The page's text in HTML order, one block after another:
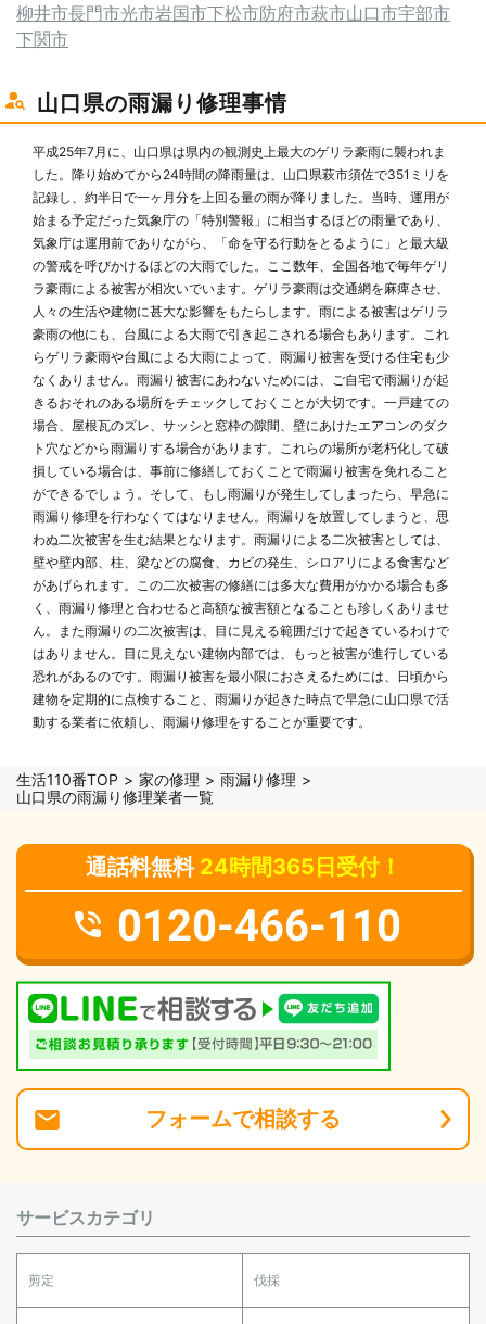
柳井市長門市光市岩国市下松市防府市萩市山口市宇部市
下関市
山口県の雨漏り修理事情
平成25年7月に、山口県は県内の観測史上最大のゲリラ豪雨に襲われま
した。降り始めてから24時間の降雨量は、山口県萩市須佐で351ミリを
記録し、約半日で一ヶ月分を上回る量の雨が降りました。当時、運用が
始まる予定だった気象庁の「特別警報」に相当するほどの雨量であり、
気象庁は運用前でありながら、「命を守る行動をとるように」と最大級
の警戒を呼びかけるほどの大雨でした。ここ数年、全国各地で毎年ゲリ
ラ豪雨による被害が相次いでいます。ゲリラ豪雨は交通網を麻痺させ、
人々の生活や建物に甚大な影響をもたらします。雨による被害はゲリラ
豪雨の他にも、台風による大雨で引き起こされる場合もあります。これ
らゲリラ豪雨や台風による大雨によって、雨漏り被害を受ける住宅も少
なくありません。雨漏り被害にあわないためには、ご自宅で雨漏りが起
きるおそれのある場所をチェックしておくことが大切です。一戸建ての
場合、屋根瓦のズレ、サッシと窓枠の隙間、壁にあけたエアコンのダク
ト穴などから雨漏りする場合があります。これらの場所が老朽化して破
損している場合は、事前に修繕しておくことで雨漏り被害を免れること
ができるでしょう。そして、もし雨漏りが発生してしまったら、早急に
雨漏り修理を行わなくてはなりません。雨漏りを放置してしまうと、思
わぬ二次被害を生む結果となります。雨漏りによる二次被害としては、
壁や壁内部、柱、梁などの腐食、カビの発生、シロアリによる食害など
があげられます。この二次被害の修繕には多大な費用がかかる場合も多
く、雨漏り修理と合わせると高額な被害額となることも珍しくありませ
ん。また雨漏りの二次被害は、目に見える範囲だけで起きているわけで
はありません。目に見えない建物内部では、もっと被害が進行している
恐れがあるのです。雨漏り被害を最小限におさえるためには、日頃から
建物を定期的に点検すること、雨漏りが起きた時点で早急に山口県で活
動する業者に依頼し、雨漏り修理をすることが重要です。
生活110番TOP 家の修理
雨漏り修理
山口県の雨漏り修理業者一覧
通話料無料 24時間365日受付！
0120-466-110
フォームで相談する
サービスカテゴリ
剪定 伐採